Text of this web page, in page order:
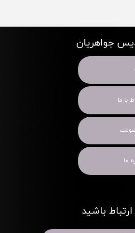
جواهریان
با ما
ما
ارتباط باشید